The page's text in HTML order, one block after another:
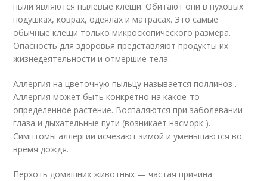
пыли являются пылевые клещи. Обитают они в пуховых
подушках, коврах, одеялах и матрасах. Это самые
обычные клещи только микроскопического размера.
Опасность для здоровья представляют продукты их
жизнедеятельности и отмершие тела.
Аллергия на цветочную пыльцу называется поллиноз .
Аллергия может быть конкретно на какое-то
определенное растение. Воспаляются при заболевании
глаза и дыхательные пути (возникает насморк ).
Симптомы аллергии исчезают зимой и уменьшаются во
время дождя.
Перхоть домашних животных — частая причина